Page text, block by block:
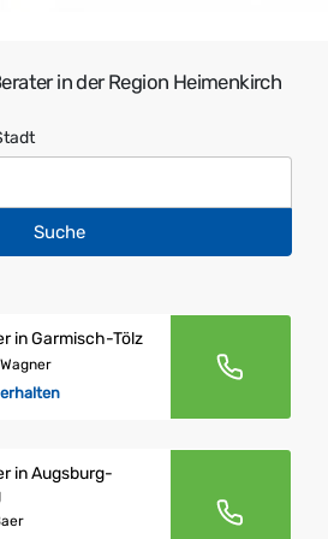
in der Region Heimenkirch
Suche
in Garmisch-Tölz
in Augsburg-